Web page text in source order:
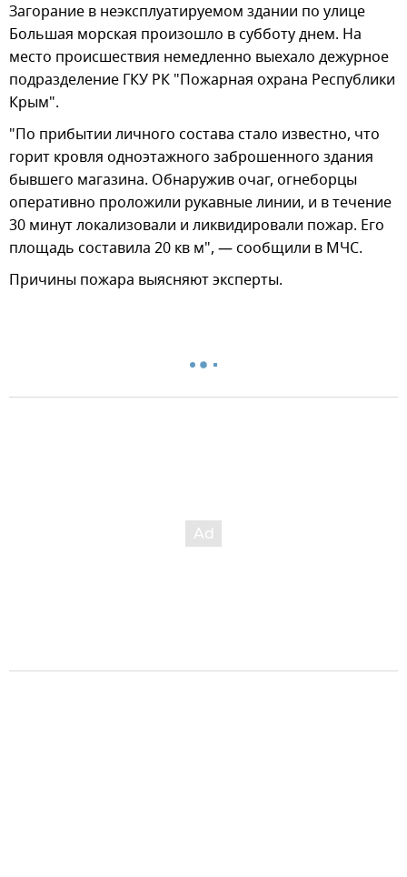
Загорание в неэксплуатируемом здании по улице
Большая морская произошло в субботу днем. На
место происшествия немедленно выехало дежурное
подразделение ГКУ РК "Пожарная охрана Республики
Крым".
"По прибытии личного состава стало известно, что
горит кровля одноэтажного заброшенного здания
бывшего магазина. Обнаружив очаг, огнеборцы
оперативно проложили рукавные линии, и в течение
30 минут локализовали и ликвидировали пожар. Его
площадь составила 20 кв м", — сообщили в МЧС.
Причины пожара выясняют эксперты.